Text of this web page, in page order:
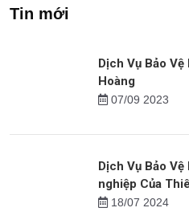
Hoàng
Tin mới
Dịch Vụ Bảo Vệ
Hoàng